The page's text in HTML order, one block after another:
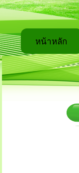
หน้าหลัก